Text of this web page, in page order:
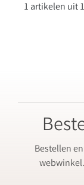
1 artikelen uit 1
Bestellen